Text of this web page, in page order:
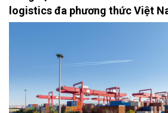
logistics đa phương thức Việt